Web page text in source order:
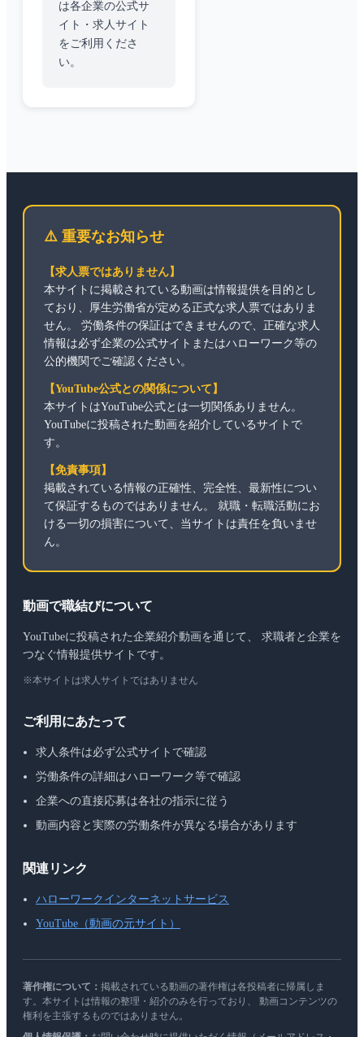
は各企業の公式サ
イト・求人サイト
をご利用くださ
い。
⚠️ 重要なお知らせ
【求人票ではありません】
本サイトに掲載されている動画は情報提供を目的とし
ており、厚生労働省が定める正式な求人票ではありま
せん。 労働条件の保証はできませんので、正確な求人
情報は必ず企業の公式サイトまたはハローワーク等の
公的機関でご確認ください。
【YouTube公式との関係について】
本サイトはYouTube公式とは一切関係ありません。
YouTubeに投稿された動画を紹介しているサイトで
す。
【免責事項】
掲載されている情報の正確性、完全性、最新性につい
て保証するものではありません。 就職・転職活動にお
ける一切の損害について、当サイトは責任を負いませ
ん。
動画で職結びについて
YouTubeに投稿された企業紹介動画を通じて、 求職者と企業を
つなぐ情報提供サイトです。
※本サイトは求人サイトではありません
ご利用にあたって
求人条件は必ず公式サイトで確認
労働条件の詳細はハローワーク等で確認
企業への直接応募は各社の指示に従う
動画内容と実際の労働条件が異なる場合があります
関連リンク
ハローワークインターネットサービス
YouTube（動画の元サイト）
著作権について： 掲載されている動画の著作権は各投稿者に帰属しま
す。本サイトは情報の整理・紹介のみを行っており、 動画コンテンツの
権利を主張するものではありません。